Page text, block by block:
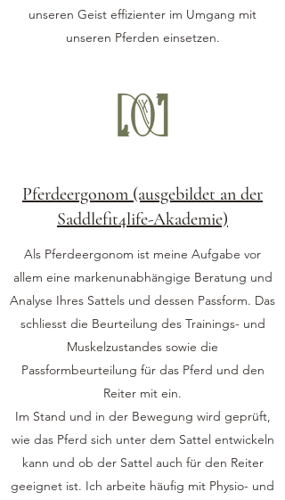
unseren Geist effizienter im Umgang mit
unseren Pferden einsetzen.
Pferdeergonom (ausgebildet an der
Saddlefit4life-Akademie)
Als Pferdeergonom ist meine Aufgabe vor
allem eine markenunabhängige Beratung und
Analyse Ihres Sattels und dessen Passform. Das
schliesst die Beurteilung des Trainings- und
Muskelzustandes sowie die
Passformbeurteilung für das Pferd und den
Reiter mit ein.
Im Stand und in der Bewegung wird geprüft,
wie das Pferd sich unter dem Sattel entwickeln
kann und ob der Sattel auch für den Reiter
geeignet ist. Ich arbeite häufig mit Physio- und